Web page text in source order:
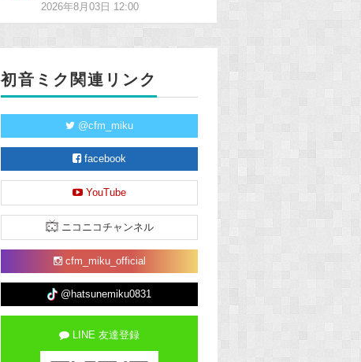
2026年8月03日 12:00
初音ミク関連リンク
@cfm_miku
facebook
YouTube
ニコニコチャンネル
cfm_miku_official
@hatsunemiku0831
LINE 友達登録